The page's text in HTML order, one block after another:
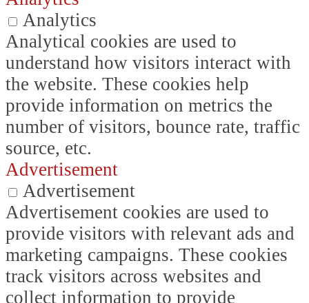
Analytics
Analytical cookies are used to
understand how visitors interact with
the website. These cookies help
provide information on metrics the
number of visitors, bounce rate, traffic
source, etc.
Advertisement
Advertisement
Advertisement cookies are used to
provide visitors with relevant ads and
marketing campaigns. These cookies
track visitors across websites and
collect information to provide